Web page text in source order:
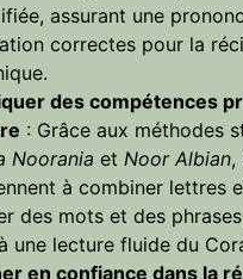
assurant une
correctes pour la
des compétences
: Grâce aux méthodes
Noorania et Noor Albian,
à combiner lettres
des mots et des
une lecture fluide du
en confiance dans la